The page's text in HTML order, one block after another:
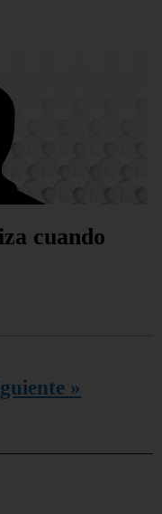
cuando
»